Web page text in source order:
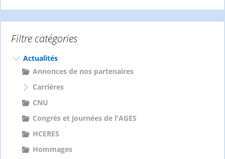
r
h
Filtre catégories
Actualités
Annonces de nos partenaires
Carrières
CNU
Congrès et journées de l'AGES
HCERES
Hommages